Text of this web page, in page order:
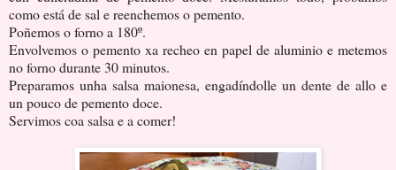
como está de sal e reenchemos o pemento.
Poñemos o forno a 180º.
Envolvemos o pemento xa recheo en papel de aluminio e metemos
no forno durante 30 minutos.
Preparamos unha salsa maionesa, engadíndolle un dente de allo e
un pouco de pemento doce.
Servimos coa salsa e a comer!